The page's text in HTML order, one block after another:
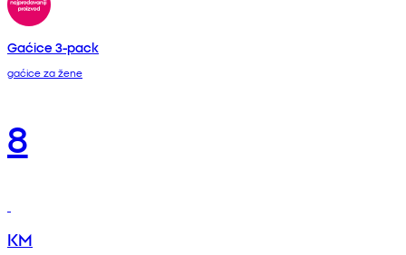
Gaćice 3-pack
gaćice za žene
8
KM